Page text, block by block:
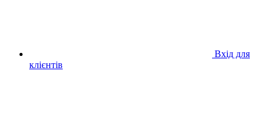
Вхід для
клієнтів